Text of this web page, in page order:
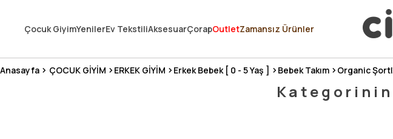
3 MİLYONDAN FAZLA MUTLU MÜŞTERİ ❤️ 10 MİLYON ÜRÜN
Çocuk GiyimYenilerEv TekstiliAksesuarÇorapOutletZamansız Ürünler
Anasayfa ÇOCUK GİYİM ERKEK GİYİM Erkek Bebek [ 0 - 5 Yaş ] Bebek Takım Organic